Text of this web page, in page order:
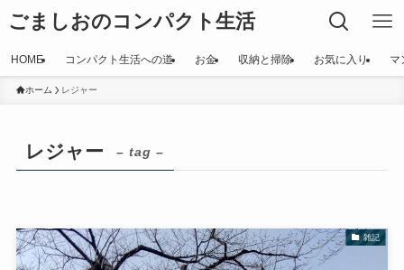
ごましおのコンパクト生活
HOME コンパクト生活への道 お金 収納と掃除 お気に入り マ
ホーム レジャー
レジャー – tag –
雑記